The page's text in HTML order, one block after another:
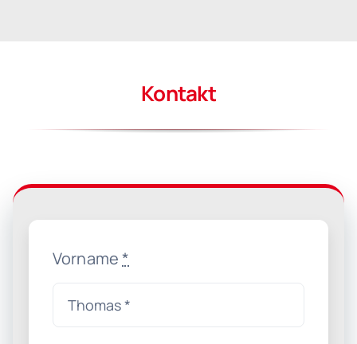
Kontakt
Vorname*